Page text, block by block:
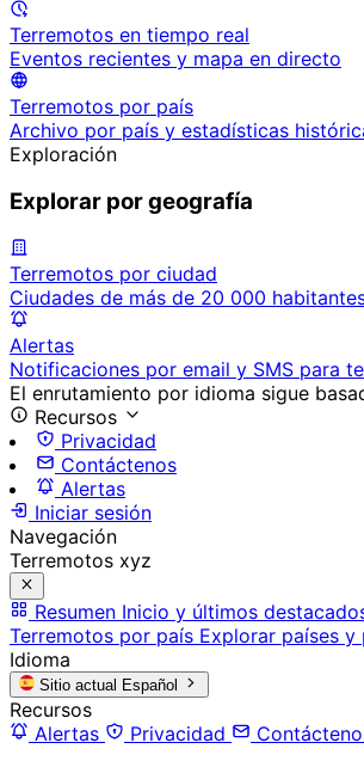
Terremotos en tiempo real
Eventos recientes y mapa en directo
Terremotos por país
Archivo por país y estadísticas
Exploración
Explorar por geografía
Terremotos por ciudad
Ciudades de más de 20 000
Alertas
Notificaciones por email y SMS para
El enrutamiento por idioma sigue
Recursos
Privacidad
Contáctenos
Alertas
Iniciar sesión
Navegación
Terremotos xyz
Resumen Inicio y últimos
Terremotos por país Explorar países y
Idioma
Sitio actual Español
Recursos
Alertas
Privacidad